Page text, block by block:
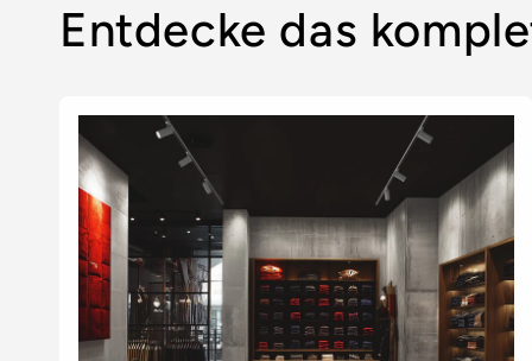
Entdecke das